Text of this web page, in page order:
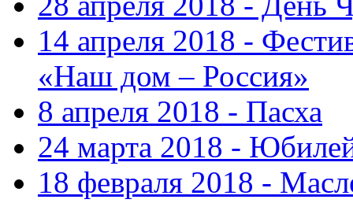
14 апреля 2018 -
«Наш дом – Россия»
8 апреля 2018 - Пасха
24 марта 2018 -
18 февраля 2018 -